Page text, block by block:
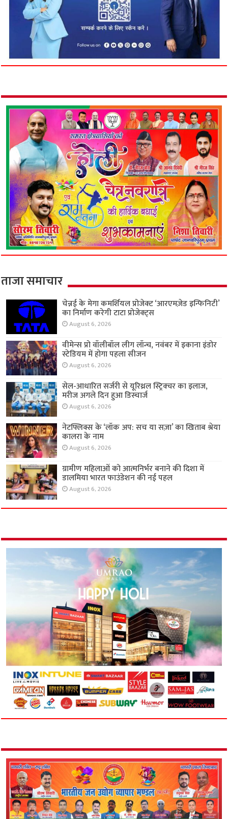
ताजा समाचार
चेन्नई के मेगा कमर्शियल प्रोजेक्ट ‘आरएमज़ेड इन्फिनिटी’
का निर्माण करेगी टाटा प्रोजेक्ट्स
August 6, 2026
वीमेन्स प्रो वॉलीबॉल लीग लॉन्च, नवंबर में इकाना इंडोर
स्टेडियम में होगा पहला सीजन
August 6, 2026
सेल-आधारित सर्जरी से यूरिथ्रल स्ट्रिक्चर का इलाज,
मरीज अगले दिन हुआ डिस्चार्ज
August 6, 2026
नेटफ्लिक्स के ‘लॉक अप: सच या सज़ा’ का खिताब श्रेया
कालरा के नाम
August 6, 2026
ग्रामीण महिलाओं को आत्मनिर्भर बनाने की दिशा में
डालमिया भारत फाउंडेशन की नई पहल
August 6, 2026